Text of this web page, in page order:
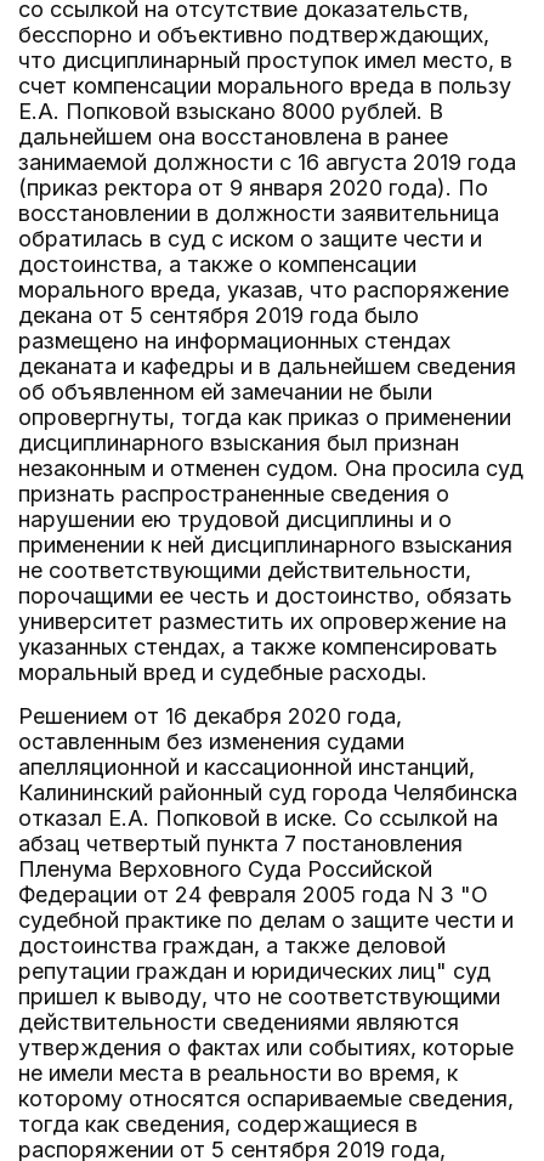
со ссылкой на отсутствие доказательств,
бесспорно и объективно подтверждающих,
что дисциплинарный проступок имел место, в
счет компенсации морального вреда в пользу
Е.А. Попковой взыскано 8000 рублей. В
дальнейшем она восстановлена в ранее
занимаемой должности с 16 августа 2019 года
(приказ ректора от 9 января 2020 года). По
восстановлении в должности заявительница
обратилась в суд с иском о защите чести и
достоинства, а также о компенсации
морального вреда, указав, что распоряжение
декана от 5 сентября 2019 года было
размещено на информационных стендах
деканата и кафедры и в дальнейшем сведения
об объявленном ей замечании не были
опровергнуты, тогда как приказ о применении
дисциплинарного взыскания был признан
незаконным и отменен судом. Она просила суд
признать распространенные сведения о
нарушении ею трудовой дисциплины и о
применении к ней дисциплинарного взыскания
не соответствующими действительности,
порочащими ее честь и достоинство, обязать
университет разместить их опровержение на
указанных стендах, а также компенсировать
моральный вред и судебные расходы.
Решением от 16 декабря 2020 года,
оставленным без изменения судами
апелляционной и кассационной инстанций,
Калининский районный суд города Челябинска
отказал Е.А. Попковой в иске. Со ссылкой на
абзац четвертый пункта 7 постановления
Пленума Верховного Суда Российской
Федерации от 24 февраля 2005 года N 3 "О
судебной практике по делам о защите чести и
достоинства граждан, а также деловой
репутации граждан и юридических лиц" суд
пришел к выводу, что не соответствующими
действительности сведениями являются
утверждения о фактах или событиях, которые
не имели места в реальности во время, к
которому относятся оспариваемые сведения,
тогда как сведения, содержащиеся в
распоряжении от 5 сентября 2019 года,